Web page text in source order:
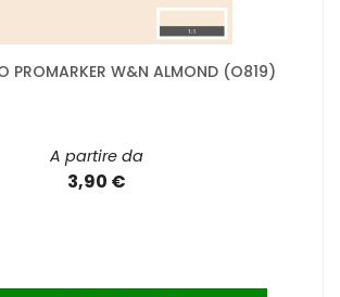
PROMARKER W&N ALMOND (O819)
A partire da
3,90 €